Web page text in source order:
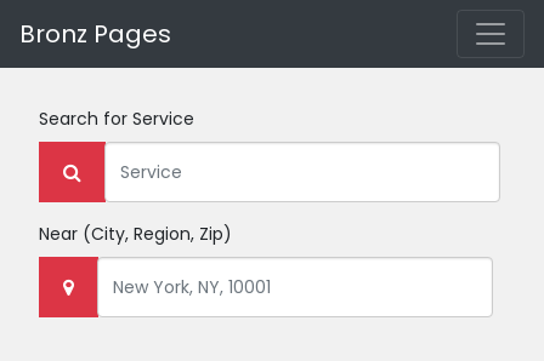
Bronz Pages
Search for Service
Near (City, Region, Zip)